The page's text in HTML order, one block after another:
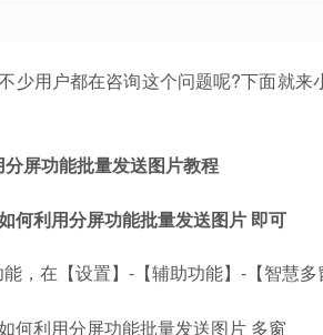
用户都在咨询这个问题呢?下面就来
屏功能批量发送图片教程
在【设置】-【辅助功能】-【智慧多